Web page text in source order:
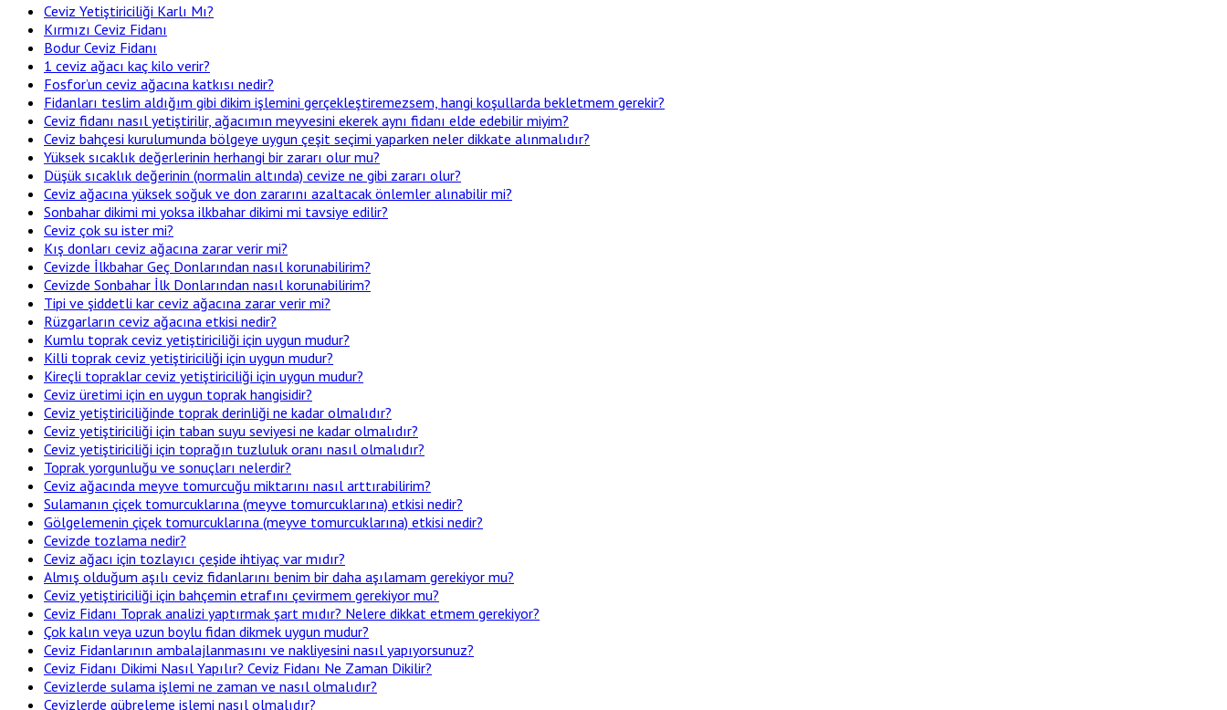
Ceviz Yetiştiriciliği Karlı Mı?
Kırmızı Ceviz Fidanı
Bodur Ceviz Fidanı
1 ceviz ağacı kaç kilo verir?
Fosfor’un ceviz ağacına katkısı nedir?
Fidanları teslim aldığım gibi dikim işlemini gerçekleştiremezsem, hangi koşullarda bekletmem gerekir?
Ceviz fidanı nasıl yetiştirilir, ağacımın meyvesini ekerek aynı fidanı elde edebilir miyim?
Ceviz bahçesi kurulumunda bölgeye uygun çeşit seçimi yaparken neler dikkate alınmalıdır?
Yüksek sıcaklık değerlerinin herhangi bir zararı olur mu?
Düşük sıcaklık değerinin (normalin altında) cevize ne gibi zararı olur?
Ceviz ağacına yüksek soğuk ve don zararını azaltacak önlemler alınabilir mi?
Sonbahar dikimi mi yoksa ilkbahar dikimi mi tavsiye edilir?
Ceviz çok su ister mi?
Kış donları ceviz ağacına zarar verir mi?
Cevizde İlkbahar Geç Donlarından nasıl korunabilirim?
Cevizde Sonbahar İlk Donlarından nasıl korunabilirim?
Tipi ve şiddetli kar ceviz ağacına zarar verir mi?
Rüzgarların ceviz ağacına etkisi nedir?
Kumlu toprak ceviz yetiştiriciliği için uygun mudur?
Killi toprak ceviz yetiştiriciliği için uygun mudur?
Kireçli topraklar ceviz yetiştiriciliği için uygun mudur?
Ceviz üretimi için en uygun toprak hangisidir?
Ceviz yetiştiriciliğinde toprak derinliği ne kadar olmalıdır?
Ceviz yetiştiriciliği için taban suyu seviyesi ne kadar olmalıdır?
Ceviz yetiştiriciliği için toprağın tuzluluk oranı nasıl olmalıdır?
Toprak yorgunluğu ve sonuçları nelerdir?
Ceviz ağacında meyve tomurcuğu miktarını nasıl arttırabilirim?
Sulamanın çiçek tomurcuklarına (meyve tomurcuklarına) etkisi nedir?
Gölgelemenin çiçek tomurcuklarına (meyve tomurcuklarına) etkisi nedir?
Cevizde tozlama nedir?
Ceviz ağacı için tozlayıcı çeşide ihtiyaç var mıdır?
Almış olduğum aşılı ceviz fidanlarını benim bir daha aşılamam gerekiyor mu?
Ceviz yetiştiriciliği için bahçemin etrafını çevirmem gerekiyor mu?
Ceviz Fidanı Toprak analizi yaptırmak şart mıdır? Nelere dikkat etmem gerekiyor?
Çok kalın veya uzun boylu fidan dikmek uygun mudur?
Ceviz Fidanlarının ambalajlanmasını ve nakliyesini nasıl yapıyorsunuz?
Ceviz Fidanı Dikimi Nasıl Yapılır? Ceviz Fidanı Ne Zaman Dikilir?
Cevizlerde sulama işlemi ne zaman ve nasıl olmalıdır?
Cevizlerde gübreleme işlemi nasıl olmalıdır?